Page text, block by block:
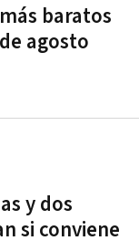
baratos
agosto
y dos
si conviene